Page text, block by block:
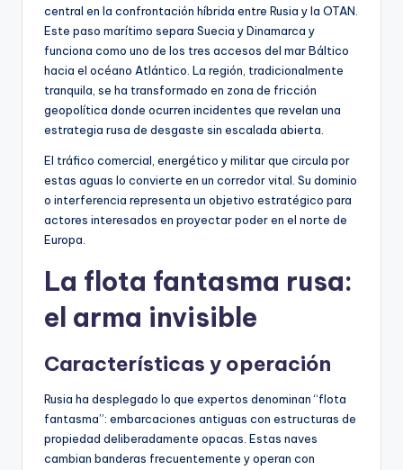
central en la confrontación híbrida entre Rusia y la OTAN.
Este paso marítimo separa Suecia y Dinamarca y
funciona como uno de los tres accesos del mar Báltico
hacia el océano Atlántico. La región, tradicionalmente
tranquila, se ha transformado en zona de fricción
geopolítica donde ocurren incidentes que revelan una
estrategia rusa de desgaste sin escalada abierta.
El tráfico comercial, energético y militar que circula por
estas aguas lo convierte en un corredor vital. Su dominio
o interferencia representa un objetivo estratégico para
actores interesados en proyectar poder en el norte de
Europa.
La flota fantasma rusa:
el arma invisible
Características y operación
Rusia ha desplegado lo que expertos denominan “flota
fantasma”: embarcaciones antiguas con estructuras de
propiedad deliberadamente opacas. Estas naves
cambian banderas frecuentemente y operan con